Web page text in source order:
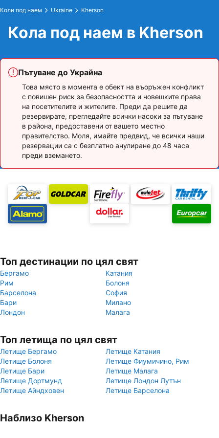
Коли под наем Ukraine Kherson
Кола под наем в Kherson
Пътуване до Украйна
Това място в момента е обект на въоръжен конфликт
с повишен риск за безопасността и човешките права
на посетителите и жителите. Преди да решите да
резервирате, прегледайте всички насоки за пътуване
в района, предоставени от вашето местно
правителство. Моля, имайте предвид, че всички наши
резервации са с безплатно анулиране до 48 часа
преди вземането.
Топ дестинации по цял свят
Бергамо
Катания
Рим
Болоня
Барселона
София
Бари
Милано
Лондон
Малага
Топ летища по цял свят
Летище Бергамо
Летище Катания
Летище Болоня
Летище Фиумичино, Рим
Летище Бари
Летище Малага
Летище Дортмунд
Летище Лондон Лутън
Летище Айндховен
Летище Барселона
Наблизо Kherson